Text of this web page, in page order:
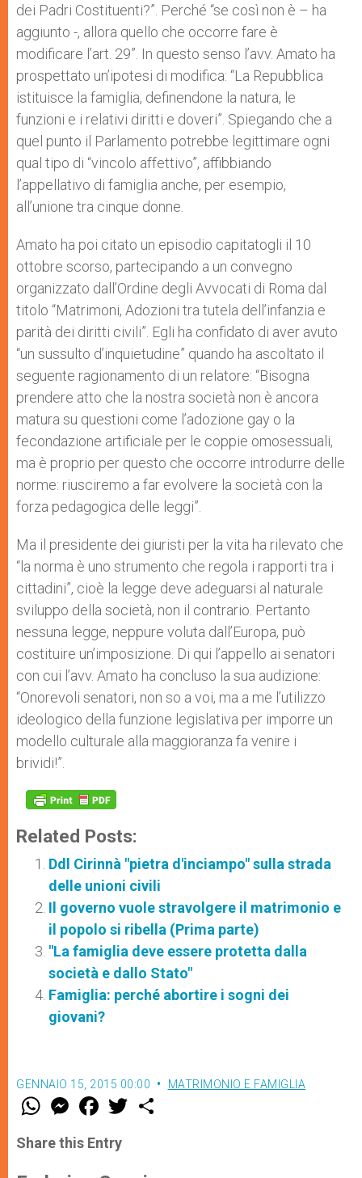
dei Padri Costituenti?”. Perché “se così non è – ha
aggiunto -, allora quello che occorre fare è
modificare l’art. 29”. In questo senso l’avv. Amato ha
prospettato un’ipotesi di modifica: “La Repubblica
istituisce la famiglia, definendone la natura, le
funzioni e i relativi diritti e doveri”. Spiegando che a
quel punto il Parlamento potrebbe legittimare ogni
qual tipo di “vincolo affettivo”, affibbiando
l’appellativo di famiglia anche, per esempio,
all’unione tra cinque donne.
Amato ha poi citato un episodio capitatogli il 10
ottobre scorso, partecipando a un convegno
organizzato dall’Ordine degli Avvocati di Roma dal
titolo “Matrimoni, Adozioni tra tutela dell’infanzia e
parità dei diritti civili”. Egli ha confidato di aver avuto
“un sussulto d’inquietudine” quando ha ascoltato il
seguente ragionamento di un relatore: “Bisogna
prendere atto che la nostra società non è ancora
matura su questioni come l’adozione gay o la
fecondazione artificiale per le coppie omosessuali,
ma è proprio per questo che occorre introdurre delle
norme: riusciremo a far evolvere la società con la
forza pedagogica delle leggi”.
Ma il presidente dei giuristi per la vita ha rilevato che
“la norma è uno strumento che regola i rapporti tra i
cittadini”, cioè la legge deve adeguarsi al naturale
sviluppo della società, non il contrario. Pertanto
nessuna legge, neppure voluta dall’Europa, può
costituire un’imposizione. Di qui l’appello ai senatori
con cui l’avv. Amato ha concluso la sua audizione:
“Onorevoli senatori, non so a voi, ma a me l’utilizzo
ideologico della funzione legislativa per imporre un
modello culturale alla maggioranza fa venire i
brividi!”.
Related Posts:
Ddl Cirinnà "pietra d'inciampo" sulla strada
delle unioni civili
Il governo vuole stravolgere il matrimonio e
il popolo si ribella (Prima parte)
"La famiglia deve essere protetta dalla
società e dallo Stato"
Famiglia: perché abortire i sogni dei
giovani?
GENNAIO 15, 2015 00:00 MATRIMONIO E FAMIGLIA
W
t
s
M
e
s
e
F
a
e
b
w
Share this Entry